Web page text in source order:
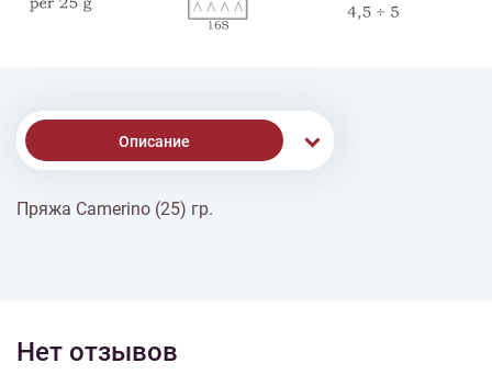
Описание
% Скидки
Пряжа Camerino (25) гр.
Нет отзывов